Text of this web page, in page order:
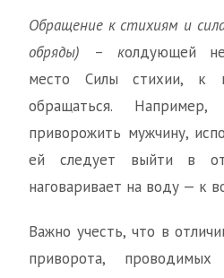
Обращение к стихиям и
обряды) – колдующей
место Силы стихии, к
обращаться.
приворожить мужчину,
ей следует выйти в
наговаривает на воду — к
Важно учесть, что в
приворота,